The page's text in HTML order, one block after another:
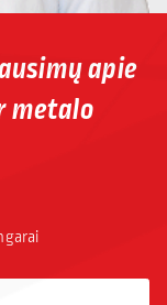
apie
metalo